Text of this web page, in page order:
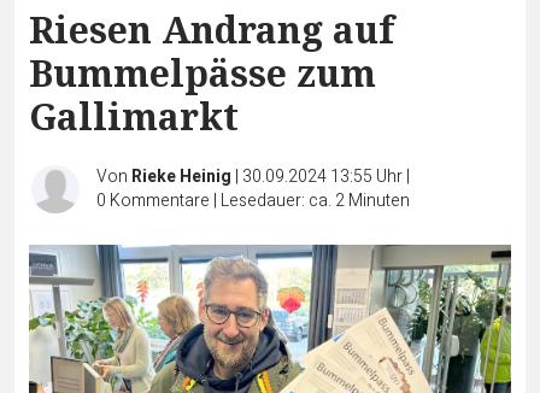
Riesen Andrang auf
Bummelpässe zum
Gallimarkt
Von Rieke Heinig | 30.09.2024 13:55 Uhr|
0 Kommentare | Lesedauer: ca. 2 Minuten